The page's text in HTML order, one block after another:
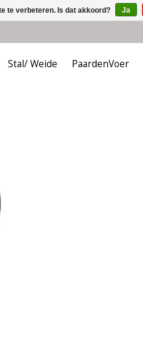
Stal/ Weide PaardenVoer
te verbeteren. Is dat akkoord? Ja